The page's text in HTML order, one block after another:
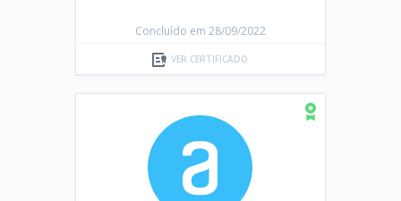
Concluído em 28/09/2022
VER CERTIFICADO